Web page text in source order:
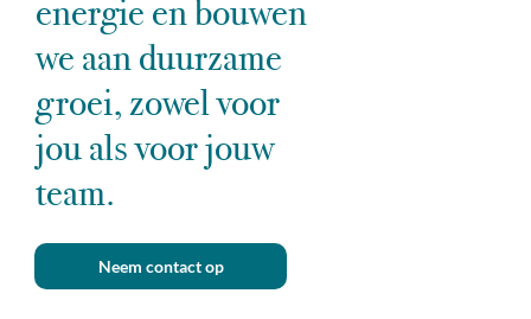
energie en bouwen
we aan duurzame
groei, zowel voor
jou als voor jouw
team.
Neem contact op